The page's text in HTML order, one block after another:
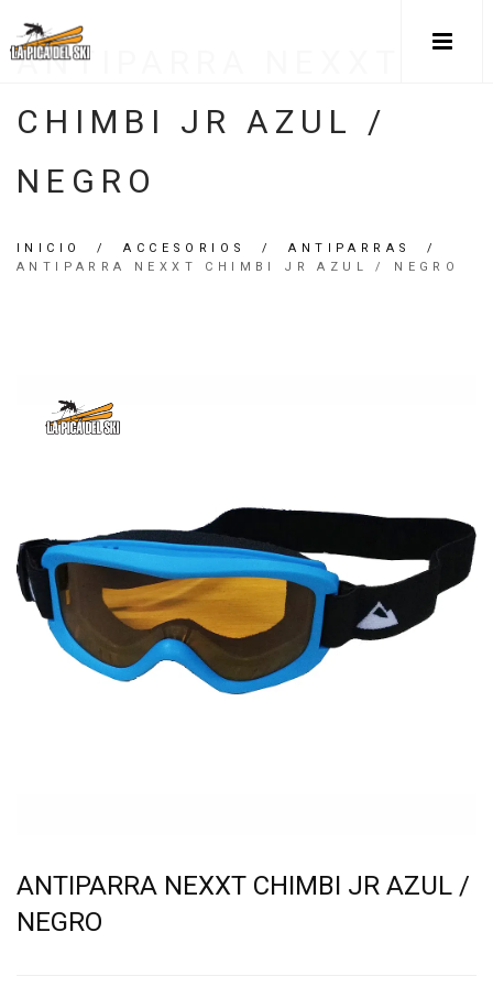
ANTIPARRA NEXXT
CHIMBI JR AZUL /
NEGRO
INICIO /ACCESORIOS /ANTIPARRAS
/
ANTIPARRA NEXXT CHIMBI JR AZUL / NEGRO
ANTIPARRA NEXXT CHIMBI JR AZUL /
NEGRO